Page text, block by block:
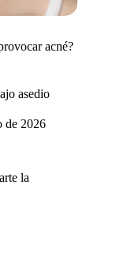
acné?
asedio
de 2026
la